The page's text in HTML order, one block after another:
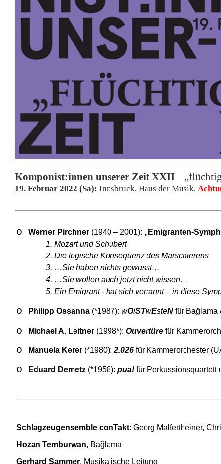
Komponist:innen unserer Zeit XXII
19. Februar 2022 (Sa): Innsbruck, Haus der Musik,
o Werner Pirchner (1940 – 2001): „Emigranten-
1. Mozart und Schubert
2. Die logische Konsequenz des Marschierens
3. …Sie haben nichts gewusst…
4. …Sie wollen auch jetzt nicht wissen…
5. Ein Emigrant - hat sich verrannt – in diese
o Philipp Ossanna (*1987): wOiSTwEsteN für Bağlama
o Michael A. Leitner (1998*): Ouvertüre für
o Manuela Kerer (*1980): 2.026 für Kammerorchester
o Eduard Demetz (*1958): pua! für Perkussionsquartett
Schlagzeugensemble conTakt: Georg Malfertheiner,
Hozan Temburwan, Bağlama
Gerhard Sammer, Musikalische Leitung